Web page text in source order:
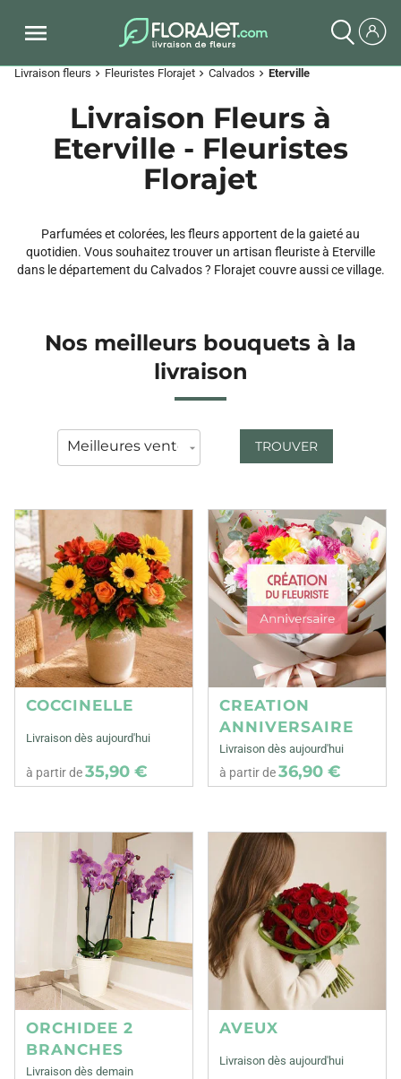
Livraison fleurs chevron_right Fleuristes Florajet chevron_right Calvados chevron_right Eterville
Livraison Fleurs à
Eterville - Fleuristes
Florajet
Parfumées et colorées, les fleurs apportent de la gaieté au
quotidien. Vous souhaitez trouver un artisan fleuriste à Eterville
dans le département du Calvados ? Florajet couvre aussi ce village.
Nos meilleurs bouquets à la
livraison
TROUVER
COCCINELLE
Livraison dès aujourd'hui
à partir de35,90 €
CREATION
ANNIVERSAIRE
Livraison dès aujourd'hui
à partir de36,90 €
ORCHIDEE 2
BRANCHES
Livraison dès demain
AVEUX
Livraison dès aujourd'hui